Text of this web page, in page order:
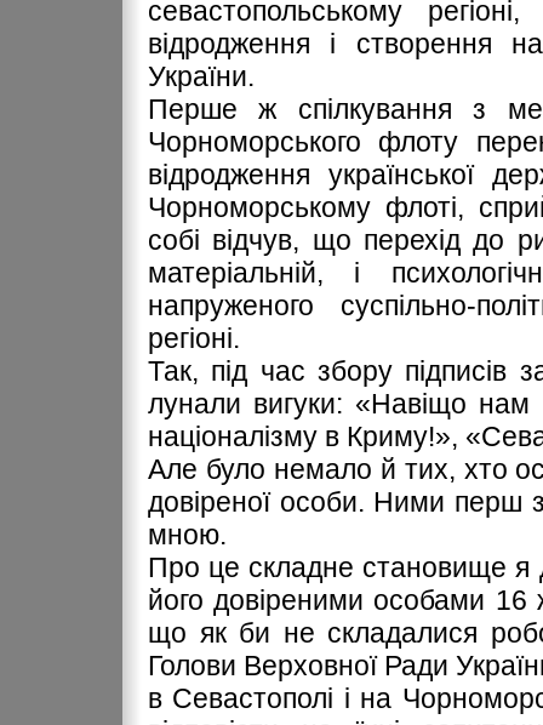
севастопольському
відродження і створення
України.
Перше ж спілкування з
Чорноморського флоту
відродження української
Чорноморському флоті,
собі відчув, що перехід до
матеріальній, і
напруженого суспільно-
регіоні.
Так, під час збору підписів
лунали вигуки: «Навіщо нам
націоналізму в Криму!»,
Але було немало й тих, хто
довіреної особи. Ними перш
мною.
Про це складне становище я
його довіреними особами 16
що як би не складалися
Голови Верховної Ради
в Севастополі і на